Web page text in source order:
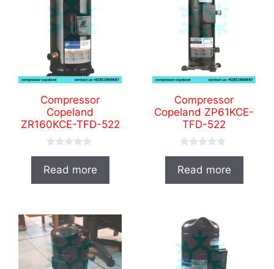
Compressor
Copeland
ZR160KCE-TFD-522
u
Read more
Compressor
Copeland ZP61KCE-
TFD-522
u
Read more